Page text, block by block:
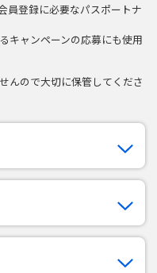
員登録に必要なパスポートナ
キャンペーンの応募にも使用
んので大切に保管してくださ